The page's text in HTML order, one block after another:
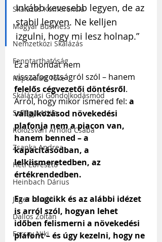
Skálázás Konferencia
Magyar Business
Nemzetközi Skálázás
Fenntarthatóság
Kapcsolati Tőke
Skálázási Gondolkodásmód
Szilágyi Attila
Kolozsvári Arnold Csaba
Zsapka Andrea
Heti Ébresztő
Heinbach Dárius
Jáger László
Dallos Zoltán
Forray Niki
Inkább kevesebb legyen, de az
stabil legyen. Ne kelljen
izgulni, hogy mi lesz holnap.”
Ez a mondat nem
visszafogottságról szól – hanem
felelős cégvezetői döntésről.
Arról, hogy mikor ismered fel: a
vállalkozásod növekedési
plafonja nem a piacon van,
hanem benned – a
kapacitásodban, a
lelkiismeretedben, az
értékrendedben.
Ez a blogcikk és az alábbi idézet
is arról szól, hogyan lehet
időben felismerni a növekedési
plafont – és úgy kezelni, hogy ne